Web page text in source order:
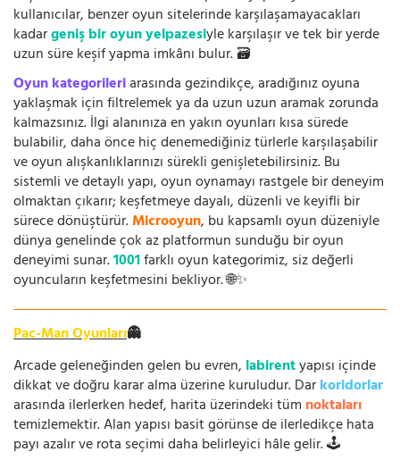
kullanıcılar, benzer oyun sitelerinde karşılaşamayacakları
kadargeniş bir oyun yelpazesiyle karşılaşır ve tek bir yerde
uzun süre keşif yapma imkânı bulur. 🗃️
Oyun kategorileriarasında gezindikçe, aradığınız oyuna
yaklaşmak için filtrelemek ya da uzun uzun aramak zorunda
kalmazsınız. İlgi alanınıza en yakın oyunları kısa sürede
bulabilir, daha önce hiç denemediğiniz türlerle karşılaşabilir
ve oyun alışkanlıklarınızı sürekli genişletebilirsiniz. Bu
sistemli ve detaylı yapı, oyun oynamayı rastgele bir deneyim
olmaktan çıkarır; keşfetmeye dayalı, düzenli ve keyifli bir
sürece dönüştürür.Microoyun, bu kapsamlı oyun düzeniyle
dünya genelinde çok az platformun sunduğu bir oyun
deneyimi sunar.1001farklı oyun kategorimiz, siz değerli
oyuncuların keşfetmesini bekliyor. 🌐✨
Pac-Man Oyunları👻
Arcade geleneğinden gelen bu evren, labirentyapısı içinde
dikkat ve doğru karar alma üzerine kuruludur. Darkoridorlar
arasında ilerlerken hedef, harita üzerindeki tüm noktaları
temizlemektir. Alan yapısı basit görünse de ilerledikçe hata
payı azalır ve rota seçimi daha belirleyici hâle gelir. 🕹️